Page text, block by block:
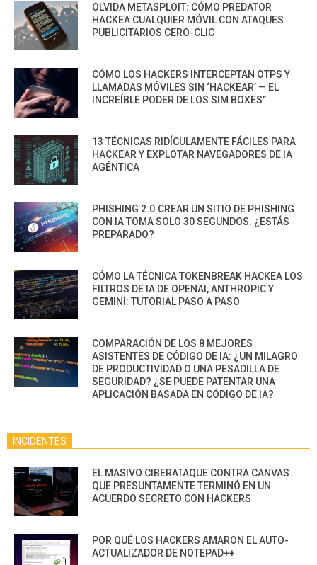
OLVIDA METASPLOIT: CÓMO PREDATOR
HACKEA CUALQUIER MÓVIL CON ATAQUES
PUBLICITARIOS CERO-CLIC
CÓMO LOS HACKERS INTERCEPTAN OTPS Y
LLAMADAS MÓVILES SIN ‘HACKEAR’ — EL
INCREÍBLE PODER DE LOS SIM BOXES”
13 TÉCNICAS RIDÍCULAMENTE FÁCILES PARA
HACKEAR Y EXPLOTAR NAVEGADORES DE IA
AGÉNTICA
PHISHING 2.0:CREAR UN SITIO DE PHISHING
CON IA TOMA SOLO 30 SEGUNDOS. ¿ESTÁS
PREPARADO?
CÓMO LA TÉCNICA TOKENBREAK HACKEA LOS
FILTROS DE IA DE OPENAI, ANTHROPIC Y
GEMINI: TUTORIAL PASO A PASO
COMPARACIÓN DE LOS 8 MEJORES
ASISTENTES DE CÓDIGO DE IA: ¿UN MILAGRO
DE PRODUCTIVIDAD O UNA PESADILLA DE
SEGURIDAD? ¿SE PUEDE PATENTAR UNA
APLICACIÓN BASADA EN CÓDIGO DE IA?
INCIDENTES
EL MASIVO CIBERATAQUE CONTRA CANVAS
QUE PRESUNTAMENTE TERMINÓ EN UN
ACUERDO SECRETO CON HACKERS
POR QUÉ LOS HACKERS AMARON EL AUTO-
ACTUALIZADOR DE NOTEPAD++